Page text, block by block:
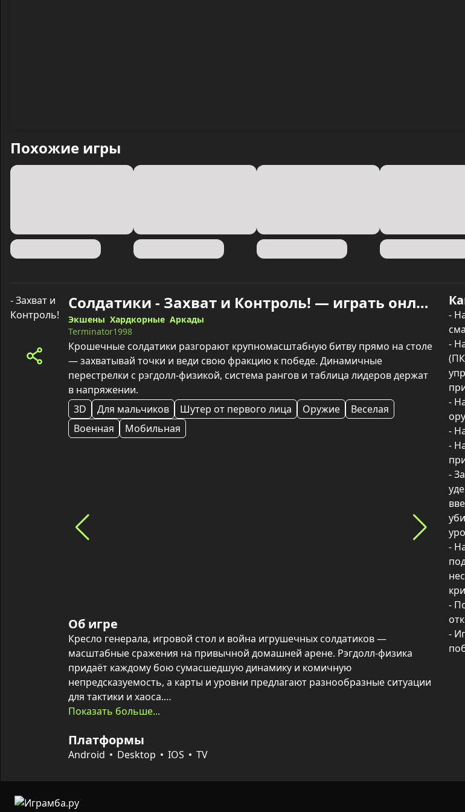
Похожие игры
Солдатики - Захват и Контроль! — играть онлайн
Экшены Хардкорные Аркады
Terminator1998
Крошечные солдатики разгорают крупномасштабную битву прямо на столе
— захватывай точки и веди свою фракцию к победе. Динамичные
перестрелки с рэгдолл‑физикой, система рангов и таблица лидеров держат
в напряжении.
3D
Для мальчиков Шутер от первого лица Оружие
Веселая
Военная
Мобильная
-
-
-
-
-
-
-
-
-
Об игре
Кресло генерала, игровой стол и война игрушечных солдатиков —
масштабные сражения на привычной домашней арене. Рэгдолл‑физика
придаёт каждому бою сумасшедшую динамику и комичную
непредсказуемость, а карты и уровни предлагают разнообразные ситуации
для тактики и хаоса.
заполнения счётчика вверху экрана. За убийства, захваты и победы
начисляются очки опыта и звания; лучшие находятся в таблице лидеров. В
всё это формирует цикл прогресса и соревновательный драйв.
Показать больше...
Платформы
Android Desktop IOS TV